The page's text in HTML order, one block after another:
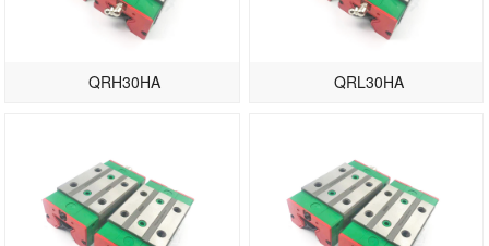
QRH30HA QRL30HA